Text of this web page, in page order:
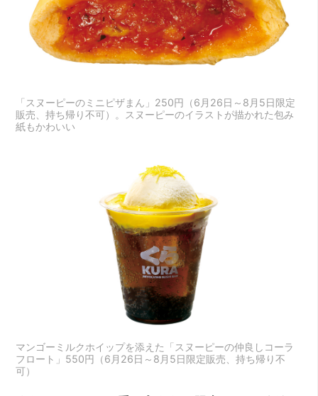
「スヌーピーのミニピザまん」250円（6月26日～8月5日限定
販売、持ち帰り不可）。スヌーピーのイラストが描かれた包み
紙もかわいい
マンゴーミルクホイップを添えた「スヌーピーの仲良しコーラ
フロート」550円（6月26日～8月5日限定販売、持ち帰り不
可）